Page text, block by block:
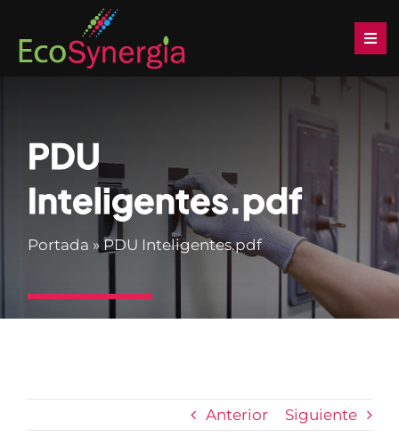
contenido
Soluciones
Productos
PDU
Inteligentes.pdf
Portada »PDU Inteligentes.pdf
Anterior Siguiente